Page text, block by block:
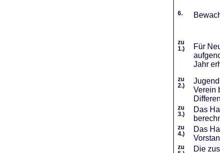
6.
zu
1.)
Für
Jahr
zu
2.)
Verein
zu
3.)
Das
zu
4.)
Das
zu
Die